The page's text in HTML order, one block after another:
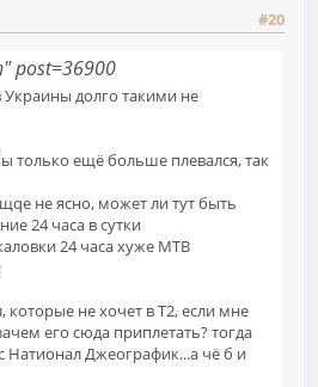
#20
post=36900
долго такими не
только ещё больше плевался, так
не ясно, может ли тут быть
24 часа в сутки
24 часа хуже МТВ
которые не хочет в Т2, если мне
его сюда приплетать? тогда
Натионал Джеографик...а чё б и